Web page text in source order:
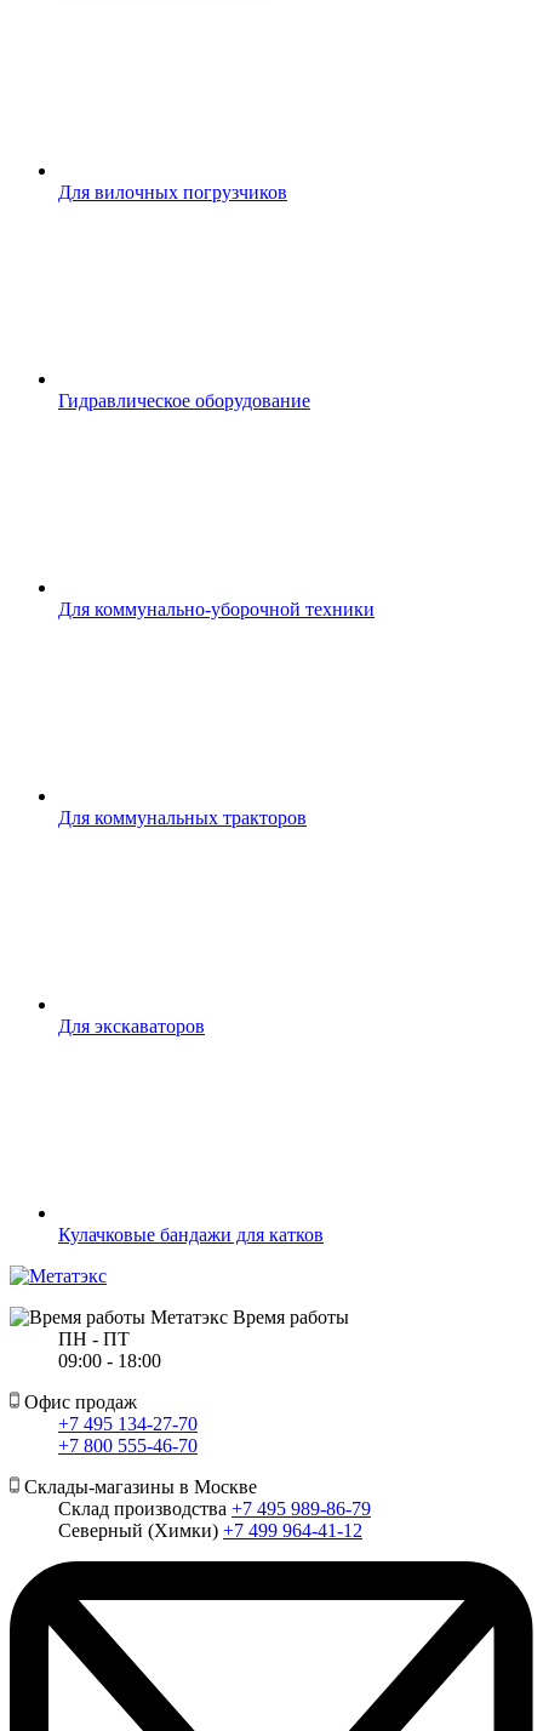
Для вилочных погрузчиков
Гидравлическое оборудование
Для коммунально-уборочной техники
Для коммунальных тракторов
Для экскаваторов
Кулачковые бандажи для катков
Время работы
ПН - ПТ
09:00 - 18:00
Офис продаж
+7 495 134-27-70
+7 800 555-46-70
Склады-магазины в Москве
Склад производства +7 495 989-86-79
Северный (Химки) +7 499 964-41-12